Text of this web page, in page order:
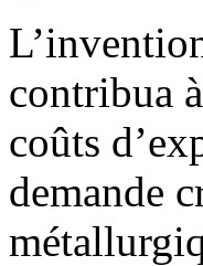
contribua
coûts
demande